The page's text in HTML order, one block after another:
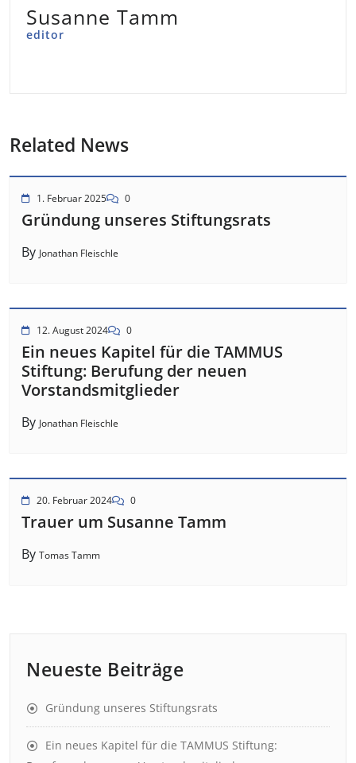
Susanne Tamm
editor
Related News
1. Februar 2025 0
Gründung unseres Stiftungsrats
By Jonathan Fleischle
12. August 2024 0
Ein neues Kapitel für die TAMMUS
Stiftung: Berufung der neuen
Vorstandsmitglieder
By Jonathan Fleischle
20. Februar 2024 0
Trauer um Susanne Tamm
By Tomas Tamm
Neueste Beiträge
Gründung unseres Stiftungsrats
Ein neues Kapitel für die TAMMUS Stiftung: